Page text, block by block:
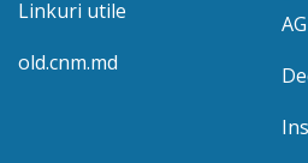
Linkuri utile
old.cnm.md
AG